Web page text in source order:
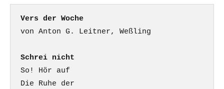
Vers der Woche
Schrei nicht
So! Hör auf
Die Ruhe der